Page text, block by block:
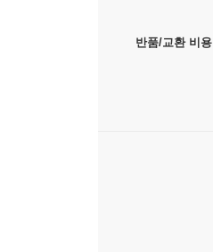
반품/교환 비용